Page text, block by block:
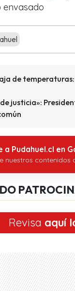
envasado
de
justicia»:
a Pudahuel.cl en
nuestros contenidos
Revisa aquí